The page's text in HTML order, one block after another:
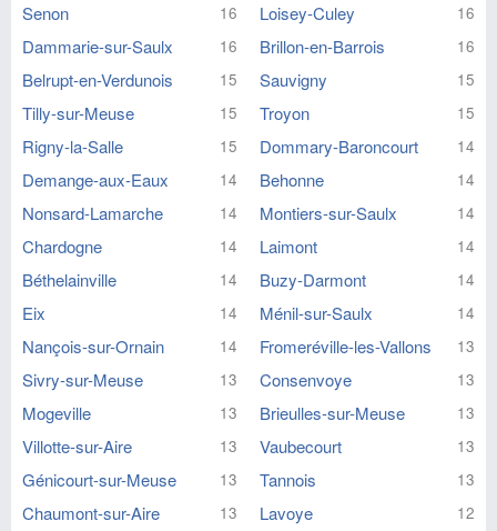
Senon 16 Loisey-Culey 16
Dammarie-sur-Saulx 16 Brillon-en-Barrois 16
Belrupt-en-Verdunois 15 Sauvigny 15
Tilly-sur-Meuse 15 Troyon 15
Rigny-la-Salle 15 Dommary-Baroncourt 14
Demange-aux-Eaux 14 Behonne 14
Nonsard-Lamarche 14 Montiers-sur-Saulx 14
Chardogne 14 Laimont 14
Béthelainville 14 Buzy-Darmont 14
Eix 14 Ménil-sur-Saulx 14
Nançois-sur-Ornain 14 Fromeréville-les-Vallons 13
Sivry-sur-Meuse 13 Consenvoye 13
Mogeville 13 Brieulles-sur-Meuse 13
Villotte-sur-Aire 13 Vaubecourt 13
Génicourt-sur-Meuse 13 Tannois 13
Chaumont-sur-Aire 13 Lavoye 12